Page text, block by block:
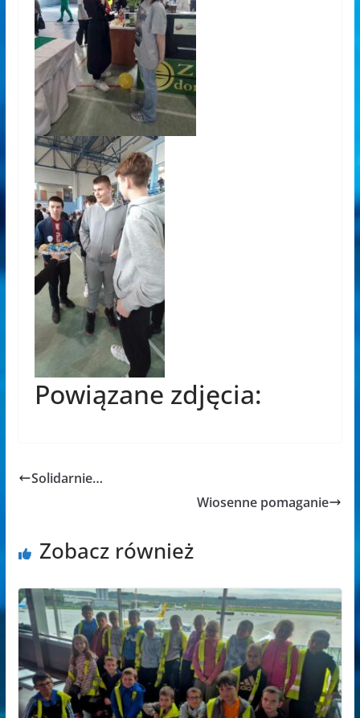
Powiązane zdjęcia:
Solidarnie…
Wiosenne pomaganie
Zobacz również